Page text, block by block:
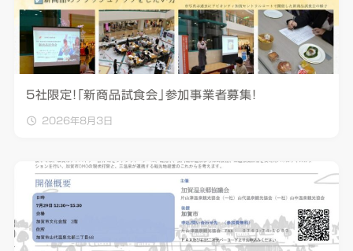
5社限定！「新商品試食会」参加事業者募集！
2026年8月3日